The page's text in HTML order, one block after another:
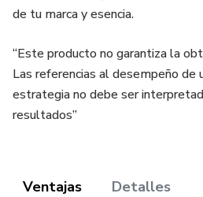
de tu marca y esencia.
“Este producto no garantiza la
Las referencias al desempeño de
estrategia no debe ser
resultados”
Ventajas Detalles